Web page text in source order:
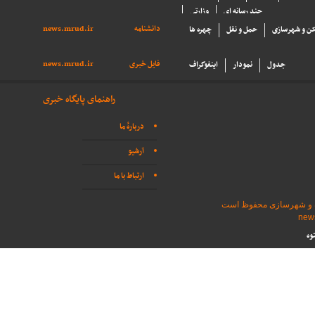
وزارتی
چند رسانه ای
دانشنامه
news.mrud.ir چهره ها حمل و نقل و شهرسازی
فایل خبری news.mrud.ir اینفوگراف نمودار جدول
راهنمای پایگاه خبری
دربارهٔ ما
آرشیو
ارتباط با ما
و شهرسازی محفوظ است